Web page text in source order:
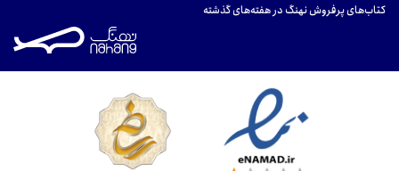
کتاب‌های پرفروش نهنگ در هفته‌های گذشته